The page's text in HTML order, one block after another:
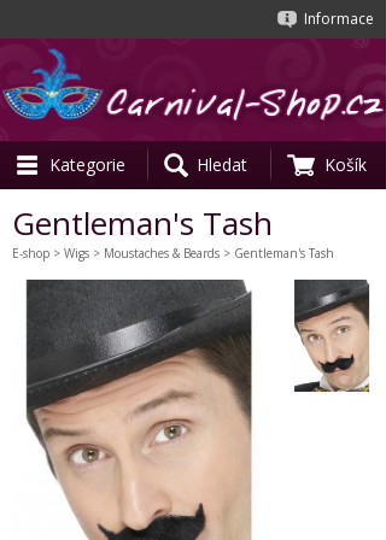
Informace
Kategorie Hledat Košík
Gentleman's Tash
E-shop > Wigs > Moustaches & Beards > Gentleman's Tash